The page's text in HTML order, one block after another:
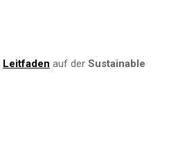
Leitfaden auf der Sustainable